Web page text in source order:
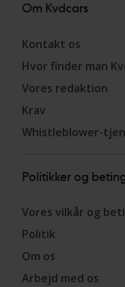
Om Kvdcars
Kontakt os
Hvor finder man
Vores redaktion
Krav
Whistleblower-
Politikker og
Vores vilkår og
Politik
Om os
Arbejd med os